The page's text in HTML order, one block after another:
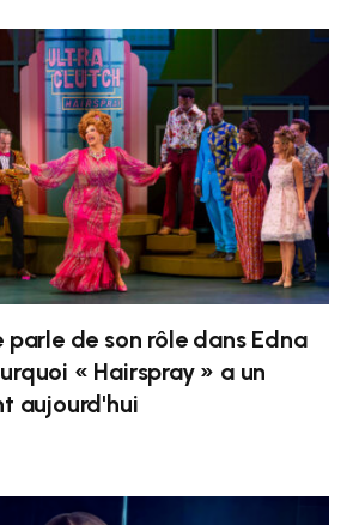
de son rôle dans Edna
« Hairspray » a un
aujourd'hui